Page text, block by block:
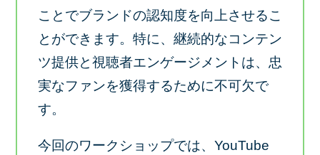
ことでブランドの認知度を向上させるこ
とができます。特に、継続的なコンテン
ツ提供と視聴者エンゲージメントは、忠
実なファンを獲得するために不可欠で
す。
今回のワークショップでは、YouTube